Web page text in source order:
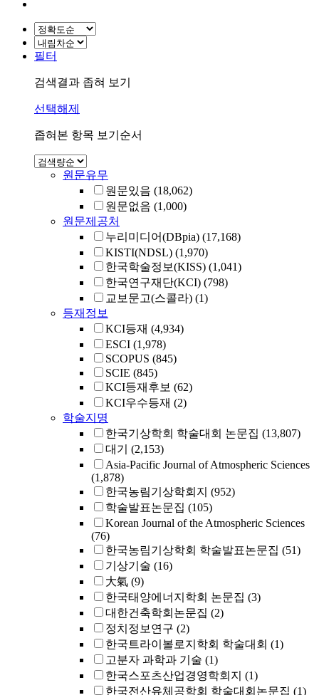
필터
검색결과 좁혀 보기
선택해제
좁혀본 항목 보기순서
원문유무
원문있음 (18,062)
원문없음 (1,000)
원문제공처
누리미디어(DBpia) (17,168)
KISTI(NDSL) (1,970)
한국학술정보(KISS) (1,041)
한국연구재단(KCI) (798)
교보문고(스콜라) (1)
등재정보
KCI등재 (4,934)
ESCI (1,978)
SCOPUS (845)
SCIE (845)
KCI등재후보 (62)
KCI우수등재 (2)
학술지명
한국기상학회 학술대회 논문집 (13,807)
대기
(2,153)
Asia-Pacific Journal of Atmospheric Sciences
(1,878)
한국농림기상학회지 (952)
학술발표논문집 (105)
Korean Journal of the Atmospheric Sciences
(76)
한국농림기상학회 학술발표논문집 (51)
기상기술 (16)
大氣 (9)
한국태양에너지학회 논문집 (3)
대한건축학회논문집 (2)
정치정보연구 (2)
한국트라이볼로지학회 학술대회 (1)
고분자 과학과 기술 (1)
한국스포츠산업경영학회지 (1)
한국전산유체공학회 학술대회논문집 (1)